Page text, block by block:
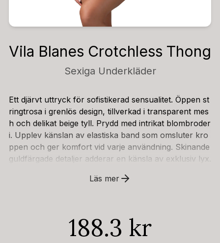
Vila Blanes Crotchless Thong
Sexiga Underkläder
Ett djärvt uttryck för sofistikerad sensualitet. Öppen st
ringtrosa i grenlös design, tillverkad i transparent mes
h och delikat beige tyll. Prydd med intrikat blombroder
i. Upplev känslan av elastiska band som omsluter kro
ppen och ger komfort vid varje användning. Skinande
guldfärgade detaljer adderar en känsla av exklusiv lyx.
oderi- guldfärgade accessoarer- designad i EU- 94 %
Läs mer
188.3 kr